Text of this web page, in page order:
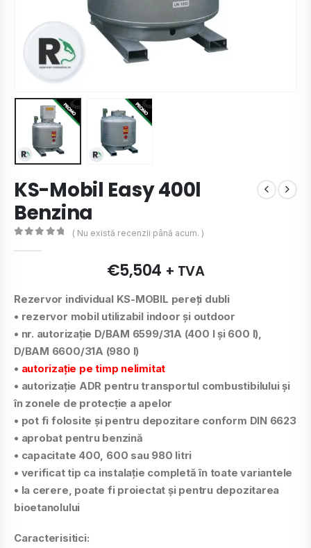
KS-Mobil Easy 400l
Benzina
( Nu există recenzii până acum. )
€5,504 + TVA
Rezervor individual KS-MOBIL pereţi dubli
• rezervor mobil utilizabil indoor şi outdoor
• nr. autorizaţie D/BAM 6599/31A (400 l şi 600 l),
D/BAM 6600/31A (980 l)
• autorizaţie pe timp nelimitat
• autorizaţie ADR pentru transportul combustibilului şi
în zonele de protecţie a apelor
• pot fi folosite şi pentru depozitare conform DIN 6623
• aprobat pentru benzină
• capacitate 400, 600 sau 980 litri
• verificat tip ca instalaţie completă în toate variantele
• la cerere, poate fi proiectat şi pentru depozitarea
bioetanolului
Caracterisitici: